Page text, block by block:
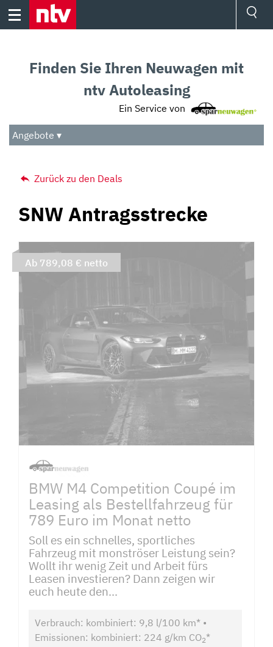
Skip
Audio
Das Beste
Finden Sie Ihren Neuwagen mit
ntv Autoleasing
Ein Service von
Angebote ▾
Zurück zu den Deals
SNW Antragsstrecke
BMW M4 Competition Coupé im
Leasing als Bestellfahrzeug für
789 Euro im Monat netto
Soll es ein schnelles, sportliches
Fahrzeug mit monströser Leistung sein?
Wollt ihr wenig Zeit und Arbeit fürs
Leasen investieren? Dann zeigen wir
euch heute den...
Verbrauch: kombiniert: 9,8 l/100 km* •
Emissionen: kombiniert: 224 g/km CO2*
Ab 789,08 € netto